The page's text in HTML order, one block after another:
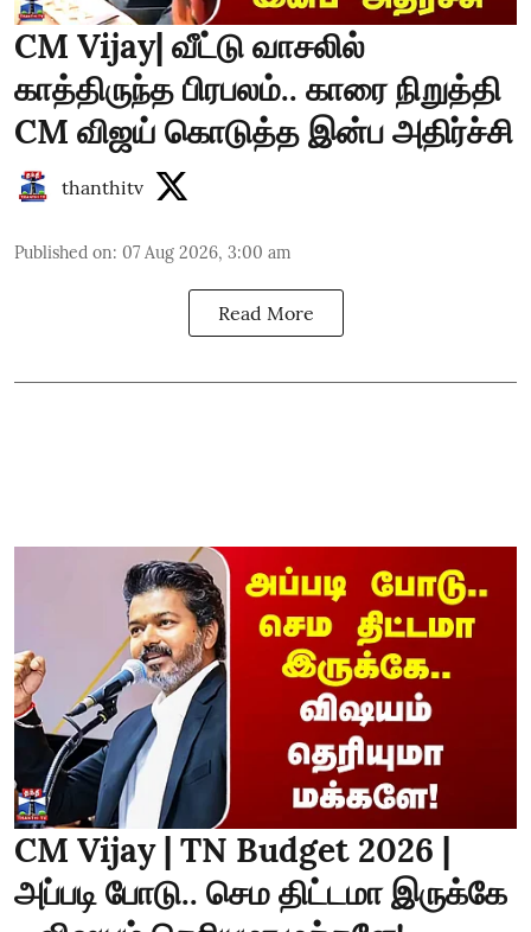
CM Vijay| வீட்டு வாசலில்
காத்திருந்த பிரபலம்.. காரை நிறுத்தி
CM விஜய் கொடுத்த இன்ப அதிர்ச்சி
thanthitv
Published on: 07 Aug 2026, 3:00 am
Read More
CM Vijay | TN Budget 2026 |
அப்படி போடு.. செம திட்டமா இருக்கே